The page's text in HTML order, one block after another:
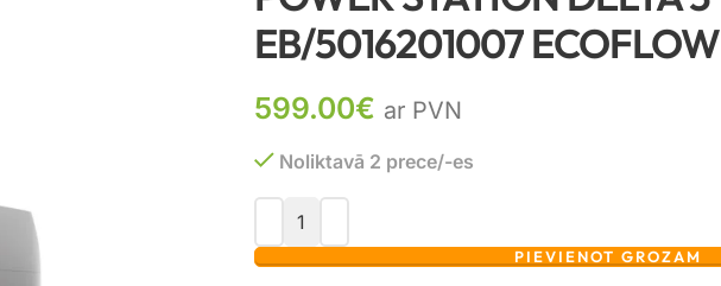
EB/5016201007 ECOFLOW
599.00€ ar PVN
Noliktavā 2 prece/-es
PIEVIENOT GROZAM